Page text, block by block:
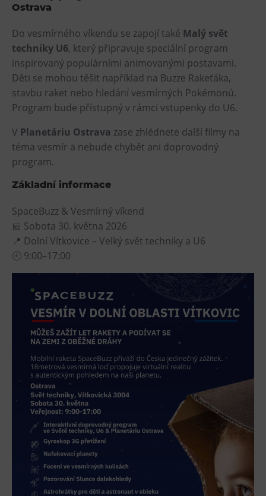
Ostrava
Do vesmírného víkendu se zapojí také Malý svět
techniky U6, který připravuje speciální program
inspirovaný populárními animovanými postavami.
Děti se mohou těšit například na Buzze Rakeťáka,
stavbu raket nebo hledání vesmírných Pokémonů.
Program bude přístupný v rámci vstupenky do U6.
V Planetáriu Ostrava zase zhlédnete další filmy na
téma vesmír a nebude chybět ani doprovodný
program.
Základní informace
SpaceBuzz & Vesmírný víkend
📅 Sobota 30. května 2026
📍 Dolní Vítkovice – Velký svět techniky a U6
🕘 9:00–17:00